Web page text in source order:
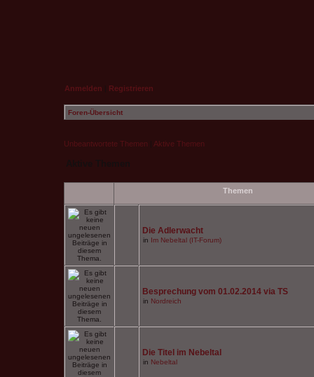
Anmelden Registrieren
Foren-Übersicht
Unbeantwortete Themen Aktive Themen
Themen
Die Adlerwacht
in Im Nebeltal (IT-Forum)
Besprechung vom 01.02.2014 via TS
in Nordreich
Die Titel im Nebeltal
in Nebeltal